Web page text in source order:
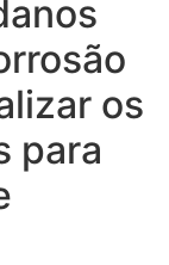
os
para